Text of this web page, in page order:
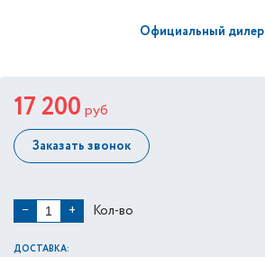
Официальный дилер
17 200 руб
Заказать звонок
− + Кол-во
ДОСТАВКА: